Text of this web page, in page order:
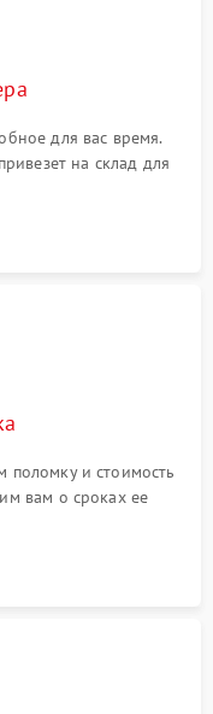
для вас время.
на склад для
поломку и стоимость
вам о сроках ее